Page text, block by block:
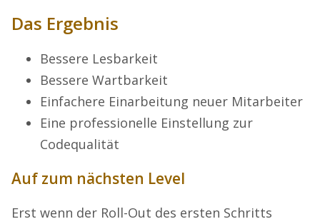
Das Ergebnis
Bessere Lesbarkeit
Bessere Wartbarkeit
Einfachere Einarbeitung neuer Mitarbeiter
Eine professionelle Einstellung zur
Codequalität
Auf zum nächsten Level
Erst wenn der Roll-Out des ersten Schritts